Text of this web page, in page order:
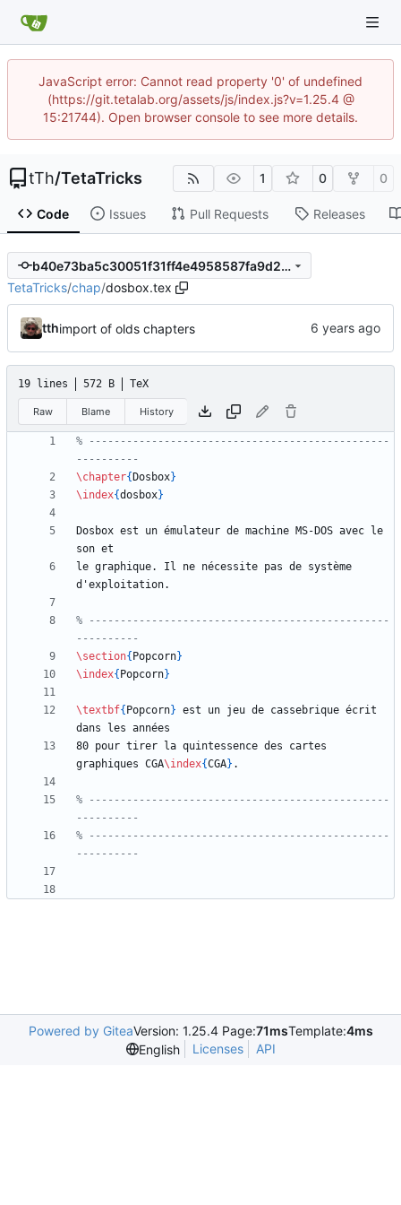
JavaScript error: Cannot read property '0' of undefined
(https://git.tetalab.org/assets/js/index.js?v=1.25.4 @
15:21744). Open browser console to see more details.
tTh/TetaTricks 1 0 0
Code Issues Pull Requests Releases
b40e73ba5c30051f31ff4e4958587fa9d2fb11c6
TetaTricks/chap/dosbox.tex
tthimport of olds chapters
19 lines 572 B TeX
Raw Blame History
% ------------------------------------------------
\chapter{ Dosbox}
\index{dosbox}
Dosbox est un émulateur de machine MS-DOS avec le
le graphique. Il ne nécessite pas de système
% ------------------------------------------------
\section{ Popcorn}
\index{ Popcorn}
\textbf{ Popcorn} est un jeu de cassebrique écrit
80 pour tirer la quintessence des cartes
graphiques CGA\index{CGA}
% ------------------------------------------------
% ------------------------------------------------
Powered by GiteaVersion: 1.25.4 Page:71msTemplate:4ms
English
Licenses API